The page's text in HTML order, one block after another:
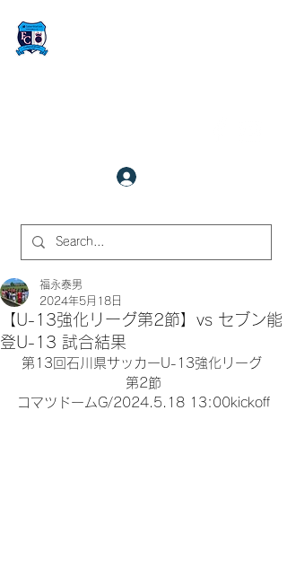
【U-13強化リーグ第2節】vs セブン能
登U-13 試合結果
福永泰男
2024年5月18日
第13回石川県サッカーU-13強化リーグ
第2節
コマツドームG/2024.5.18 13:00kickoff